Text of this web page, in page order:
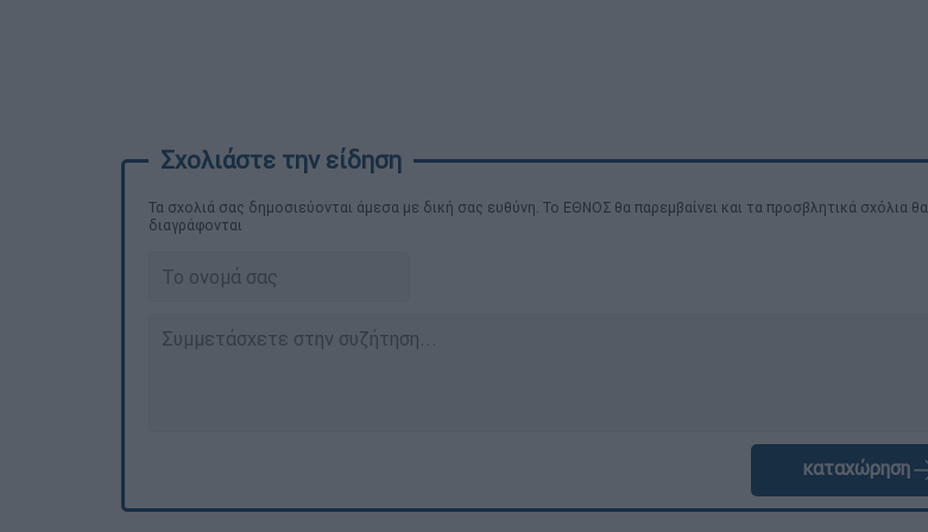
Τα σχολιά σας δημοσιεύονται άμεσα με δική σας ευθύνη. Το ΕΘΝΟΣ θα παρεμβαίνει και τα προσβλητικά σχόλια θα
διαγράφονται
καταχώρηση